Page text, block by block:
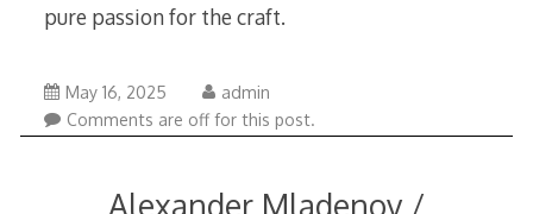
pure passion for the craft.
May 16, 2025May
16,
admin
Comments are off for this post.
Alexander Mladenov /